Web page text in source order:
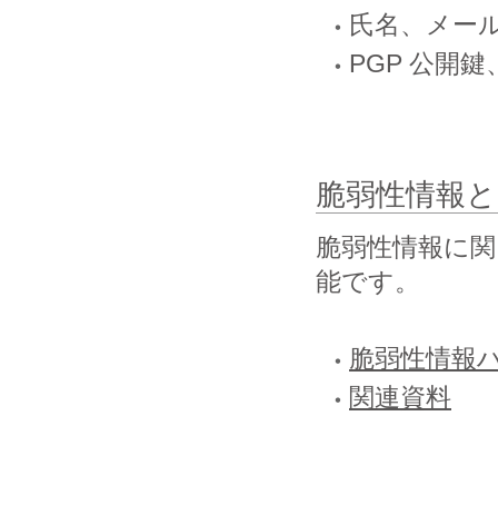
氏名、メー
PGP 公開鍵
脆弱性情報
脆弱性情報に
能です。
脆弱性情報
関連資料